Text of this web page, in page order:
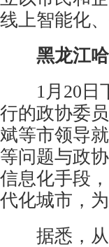
线上智能化
黑龙江
1月20日下
行的政协委
斌等市领导
等问题与政
信息化手段
代化城市，
据悉，从